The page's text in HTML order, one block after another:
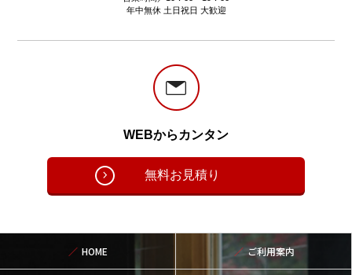
年中無休 土日祝日 大歓迎
WEBからカンタン
無料お見積り
HOME ご利用案内